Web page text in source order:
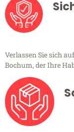
Verlassen Sie sich
Bochum, der Ihre